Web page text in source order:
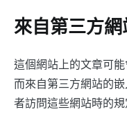
來自第三方
這個網站上的文章可
而來自第三方網站的
者訪問這些網站時的規